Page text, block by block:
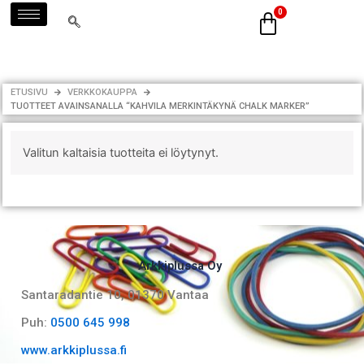
Siirry
sisältöön
ETUSIVU
VERKKOKAUPPA
TUOTTEET AVAINSANALLA “KAHVILA MERKINTÄKYNÄ CHALK MARKER”
Valitun kaltaisia tuotteita ei löytynyt.
Arkkiplussa Oy
Santaradantie 10, 01370 Vantaa​
Puh: 0500 645 998
www.arkkiplussa.fi